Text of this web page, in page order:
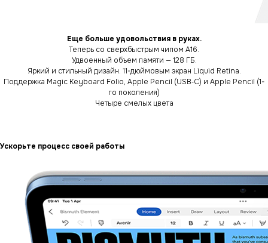
Еще больше удовольствия в руках.
Теперь со сверхбыстрым чипом A16.
Удвоенный объем памяти — 128 ГБ.
Яркий и стильный дизайн. 11-дюймовым экран Liquid Retina.
Поддержка Magic Keyboard Folio, Apple Pencil (USB‑C) и Apple Pencil (1-
го поколения)
Четыре смелых цвета
Ускорьте процесс своей работы